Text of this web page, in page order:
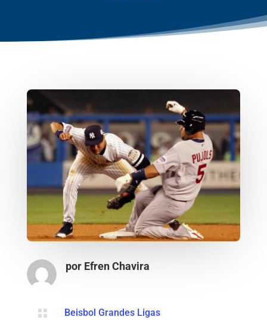
por Efren Chavira
 Beisbol Grandes Ligas